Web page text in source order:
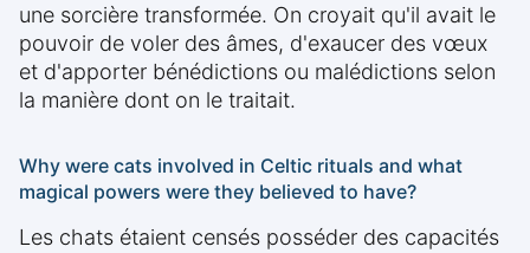
une sorcière transformée. On croyait qu'il avait le
pouvoir de voler des âmes, d'exaucer des vœux
et d'apporter bénédictions ou malédictions selon
la manière dont on le traitait.
Why were cats involved in Celtic rituals and what
magical powers were they believed to have?
Les chats étaient censés posséder des capacités